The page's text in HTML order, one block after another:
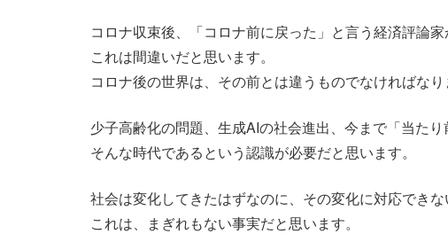
コロナ収束後、「コロナ前に戻った」と言う経済評論家
これは間違いだと思います。
コロナ後の世界は、その前とは違うものでなければなり
少子高齢化の問題、生成AIの社会進出、今まで「当たり
そんな時代であるという認識が必要だと思います。
社会は変化してきたはずなのに、その変化に対応できな
これは、まぎれもない事実だと思います。